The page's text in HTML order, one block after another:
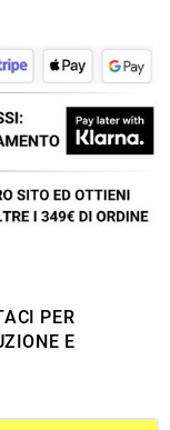
PER
E